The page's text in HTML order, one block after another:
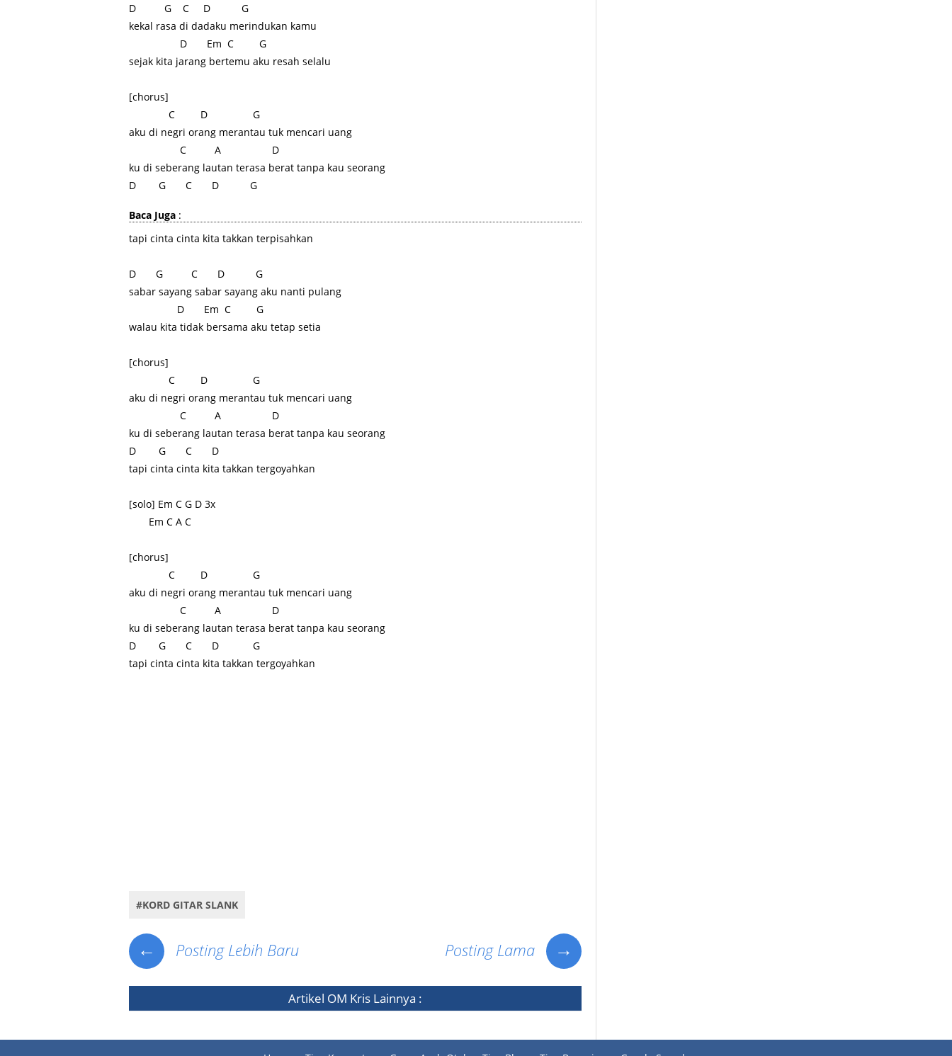
D G C D G
kekal rasa di dadaku merindukan kamu
D Em C G
sejak kita jarang bertemu aku resah selalu
[chorus]
C D G
aku di negri orang merantau tuk mencari uang
C A D
ku di seberang lautan terasa berat tanpa kau seorang
D G C D G
Baca Juga :
tapi cinta cinta kita takkan terpisahkan
D G C D G
sabar sayang sabar sayang aku nanti pulang
D Em C G
walau kita tidak bersama aku tetap setia
[chorus]
C D G
aku di negri orang merantau tuk mencari uang
C A D
ku di seberang lautan terasa berat tanpa kau seorang
D G C D
tapi cinta cinta kita takkan tergoyahkan
[solo] Em C G D 3x
Em C A C
[chorus]
C D G
aku di negri orang merantau tuk mencari uang
C A D
ku di seberang lautan terasa berat tanpa kau seorang
D G C D G
tapi cinta cinta kita takkan tergoyahkan
#KORD GITAR SLANK
← Posting Lebih Baru Posting Lama →
Artikel OM Kris Lainnya :